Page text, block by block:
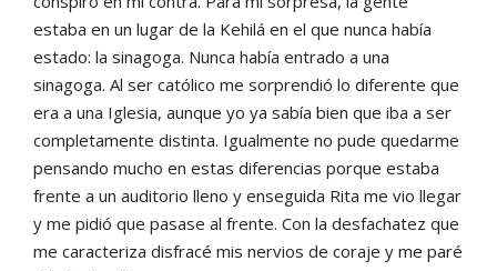
estaba en un lugar de la Kehilá en el que nunca había
estado: la sinagoga. Nunca había entrado a una
sinagoga. Al ser católico me sorprendió lo diferente que
era a una Iglesia, aunque yo ya sabía bien que iba a ser
completamente distinta. Igualmente no pude quedarme
pensando mucho en estas diferencias porque estaba
frente a un auditorio lleno y enseguida Rita me vio llegar
y me pidió que pasase al frente. Con la desfachatez que
me caracteriza disfracé mis nervios de coraje y me paré